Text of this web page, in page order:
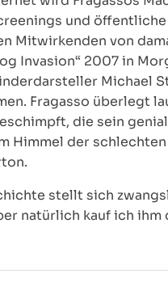
und
Mitwirkenden von
Invasion“ 2007 in
Michael
Fragasso überlegt
die sein
Himmel der
stellt sich
natürlich kauf ich